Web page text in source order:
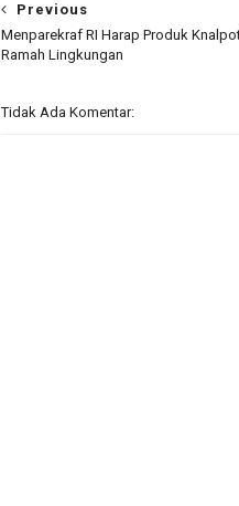
Previous
Menparekraf RI Harap Produk
Ramah Lingkungan
Tidak Ada Komentar: